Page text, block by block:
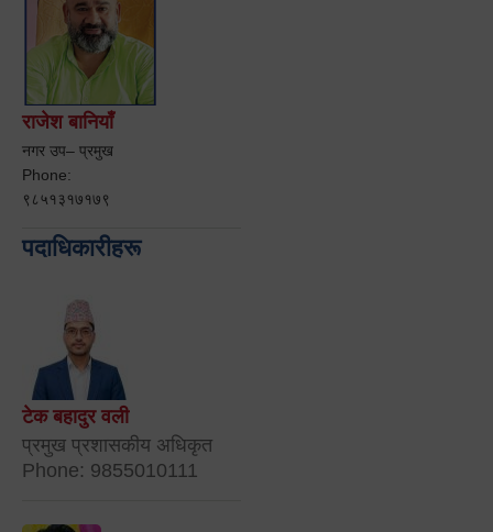
राजेश बानियाँ
नगर उप– प्रमुख
Phone:
९८५१३१७१७९
पदाधिकारीहरू
टेक बहादुर वली
प्रमुख प्रशासकीय अधिकृत
Phone: 9855010111